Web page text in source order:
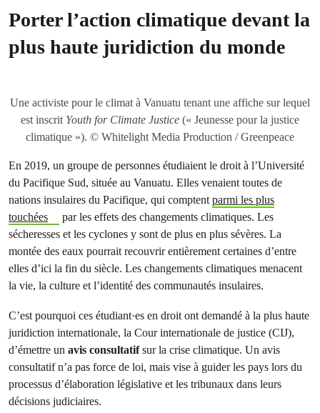
Porter l’action climatique devant la
plus haute juridiction du monde
Une activiste pour le climat à Vanuatu tenant une affiche sur lequel
est inscrit Youth for Climate Justice (« Jeunesse pour la justice
climatique »). © Whitelight Media Production / Greenpeace
En 2019, un groupe de personnes étudiaient le droit à l’Université
du Pacifique Sud, située au Vanuatu. Elles venaient toutes de
nations insulaires du Pacifique, qui comptentparmi les plus
touchées
par les effets des changements climatiques. Les
sécheresses et les cyclones y sont de plus en plus sévères. La
montée des eaux pourrait recouvrir entièrement certaines d’entre
elles d’ici la fin du siècle. Les changements climatiques menacent
la vie, la culture et l’identité des communautés insulaires.
C’est pourquoi ces étudiant·es en droit ont demandé à la plus haute
juridiction internationale, la Cour internationale de justice (CIJ),
d’émettre un avis consultatifsur la crise climatique. Un avis
consultatif n’a pas force de loi, mais vise à guider les pays lors du
processus d’élaboration législative et les tribunaux dans leurs
décisions judiciaires.